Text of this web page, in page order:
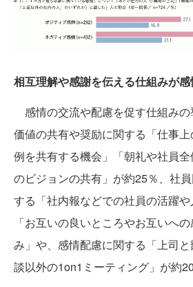
相互理解や感謝を伝える仕組みが
感情の交流や配慮を促す仕組みの
価値の共有や奨励に関する「仕事
例を共有する機会」「朝礼や社員
のビジョンの共有」が約25％、社
する「社内報などでの社員の活躍や
「お互いの良いところやお互いへ
み」や、感情配慮に関する「上司
談以外の1on1ミーティング」が約20